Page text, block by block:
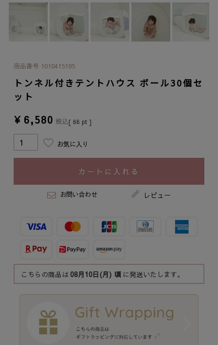
商品番号 1010415195
トンネル付きテントハウス ボール30個セ
ット
¥ 6,580 税込[ 66 pt ]
お気に入り
カートに入れる
お問い合わせ レビュー
こちらの商品は08月10日(月) 頃 に発送いたします。